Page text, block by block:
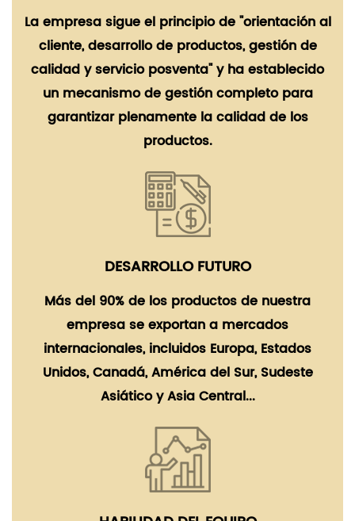
La empresa sigue el principio de "orientación al
cliente, desarrollo de productos, gestión de
calidad y servicio posventa" y ha establecido
un mecanismo de gestión completo para
garantizar plenamente la calidad de los
productos.
DESARROLLO FUTURO
Más del 90% de los productos de nuestra
empresa se exportan a mercados
internacionales, incluidos Europa, Estados
Unidos, Canadá, América del Sur, Sudeste
Asiático y Asia Central...